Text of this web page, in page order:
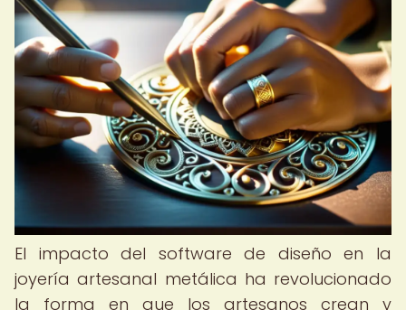
El impacto del software de diseño en la
joyería artesanal metálica ha revolucionado
la forma en que los artesanos crean y